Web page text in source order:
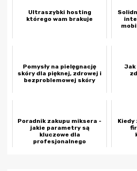
Ultraszybki hosting
którego wam brakuje
Pomysły na pielęgnację
skóry dla pięknej, zdrowej i
bezproblemowej skóry
Jak
Poradnik zakupu miksera -
jakie parametry są
kluczowe dla
profesjonalnego
Kiedy